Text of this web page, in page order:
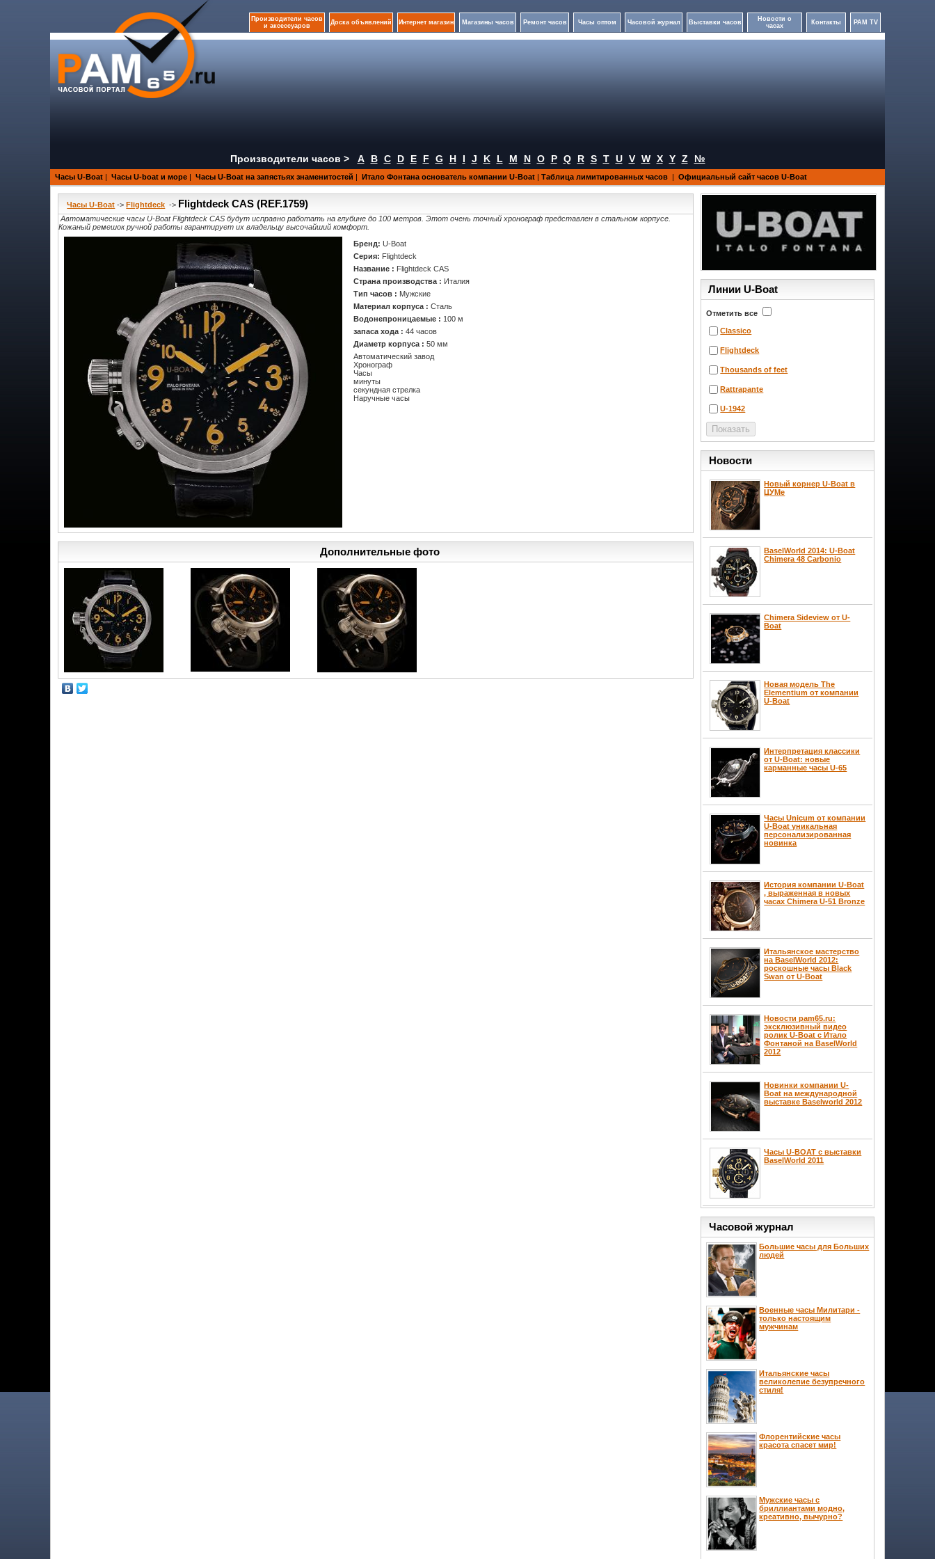
Производители часов
и аксессуаров
Доска объявлений Интернет магазин Магазины часов Ремонт часов Часы оптом Часовой журнал Выставки часов
Новости о
часах
Контакты PAM TV
Производители часов > A B C D E F G H I J K L M N O P Q R S T U V W X Y Z №
Часы U-Boat | Часы U-boat и море | Часы U-Boat на запястьях знаменитостей | Итало Фонтана основатель компании U-Boat | Таблица лимитированных часов | Официальный сайт часов U-Boat
Часы U-Boat -> Flightdeck -> Flightdeck CAS (REF.1759)
Автоматические часы U-Boat Flightdeck CAS будут исправно работать на глубине до 100 метров. Этот очень точный хронограф представлен в стальном корпусе.
Кожаный ремешок ручной работы гарантирует их владельцу высочайший комфорт.
Бренд:U-Boat
Серия: Flightdeck
Название : Flightdeck CAS
Страна производства : Италия
Тип часов : Мужские
Материал корпуса :Сталь
Водонепроницаемые : 100 м
запаса хода :44 часов
Диаметр корпуса :50 мм
Автоматический завод
Хронограф
Часы
минуты
секундная стрелка
Наручные часы
Дополнительные фото
Линии U-Boat
Отметить все
Classico
Flightdeck
Thousands of feet
Rattrapante
U-1942
Новости
Новый корнер U-Boat в
ЦУМе
BaselWorld 2014: U-Boat
Chimera 48 Carbonio
Chimera Sideview от U-
Boat
Новая модель The
Elementium от компании
U-Boat
Интерпретация классики
от U-Boat: новые
карманные часы U-65
Часы Unicum от компании
U-Boat уникальная
персонализированная
новинка
История компании U-Boat
, выраженная в новых
часах Chimera U-51 Bronze
Итальянское мастерство
на BaselWorld 2012:
роскошные часы Black
Swan от U-Boat
Новости pam65.ru:
эксклюзивный видео
ролик U-Boat с Итало
Фонтаной на BaselWorld
2012
Новинки компании U-
Boat на международной
выставке Baselworld 2012
Часы U-BOAT с выставки
BaselWorld 2011
Часовой журнал
Большие часы для Больших
людей
Военные часы Милитари -
только настоящим
мужчинам
Итальянские часы
великолепие безупречного
стиля!
Флорентийские часы
красота спасет мир!
Мужские часы с
бриллиантами модно,
креативно, вычурно?